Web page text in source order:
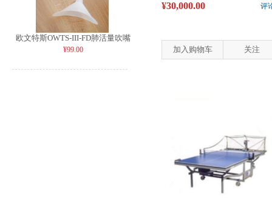
欧文特斯OWTS-III-FD肺活量吹嘴
¥99.00
评
¥30,000.00
加入购物车 关注